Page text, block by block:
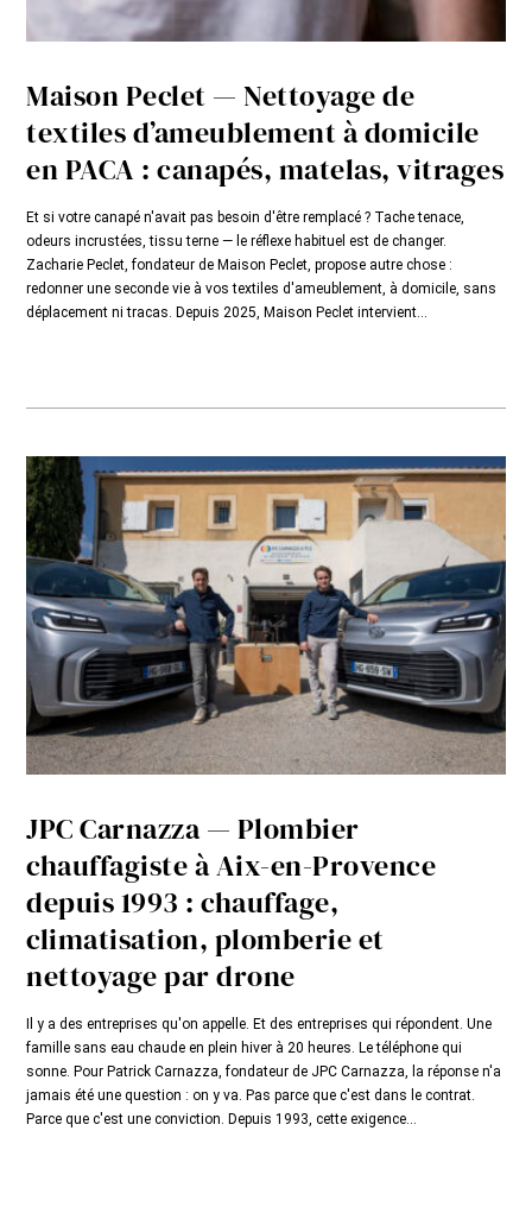
Maison Peclet — Nettoyage de
textiles d’ameublement à domicile
en PACA : canapés, matelas, vitrages
Et si votre canapé n'avait pas besoin d'être remplacé ? Tache tenace,
odeurs incrustées, tissu terne — le réflexe habituel est de changer.
Zacharie Peclet, fondateur de Maison Peclet, propose autre chose :
redonner une seconde vie à vos textiles d'ameublement, à domicile, sans
déplacement ni tracas. Depuis 2025, Maison Peclet intervient...
JPC Carnazza — Plombier
chauffagiste à Aix-en-Provence
depuis 1993 : chauffage,
climatisation, plomberie et
nettoyage par drone
Il y a des entreprises qu'on appelle. Et des entreprises qui répondent. Une
famille sans eau chaude en plein hiver à 20 heures. Le téléphone qui
sonne. Pour Patrick Carnazza, fondateur de JPC Carnazza, la réponse n'a
jamais été une question : on y va. Pas parce que c'est dans le contrat.
Parce que c'est une conviction. Depuis 1993, cette exigence...